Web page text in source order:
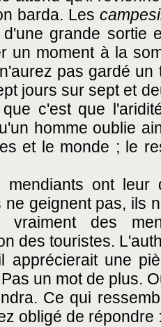
barda. Les
d'une grande sortie
un moment à la
pas gardé
jours sur sept et
c'est que
homme oublie
et le monde ; le
mendiants ont
ne geignent pas, ils
vraiment des
des touristes.
apprécierait une
un mot de plus.
Ce qui
obligé de répondre